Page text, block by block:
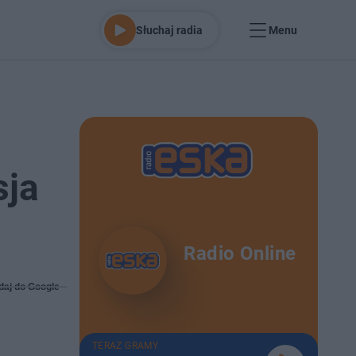
Słuchaj radia Menu
do Google
Radio Online
TERAZ GRAMY